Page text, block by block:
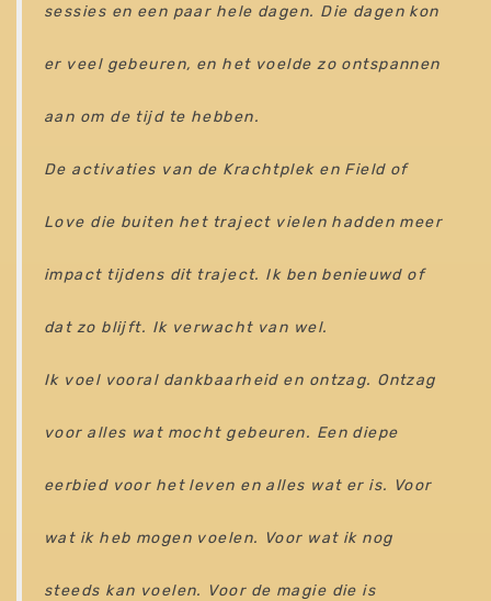
sessies en een paar hele dagen. Die dagen kon
er veel gebeuren, en het voelde zo ontspannen
aan om de tijd te hebben.
De activaties van de Krachtplek en Field of
Love die buiten het traject vielen hadden meer
impact tijdens dit traject. Ik ben benieuwd of
dat zo blijft. Ik verwacht van wel.
Ik voel vooral dankbaarheid en ontzag. Ontzag
voor alles wat mocht gebeuren. Een diepe
eerbied voor het leven en alles wat er is. Voor
wat ik heb mogen voelen. Voor wat ik nog
steeds kan voelen. Voor de magie die is